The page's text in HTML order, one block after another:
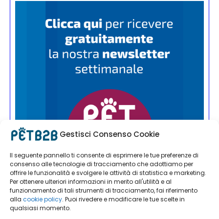
Gestisci Consenso Cookie
Il seguente pannello ti consente di esprimere le tue preferenze di
consenso alle tecnologie di tracciamento che adottiamo per
offrire le funzionalità e svolgere le attività di statistica e marketing.
Per ottenere ulteriori informazioni in merito all'utilità e al
funzionamento di tali strumenti di tracciamento, fai riferimento
alla cookie policy. Puoi rivedere e modificare le tue scelte in
qualsiasi momento.